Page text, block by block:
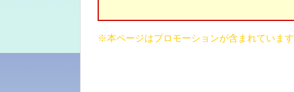
※本ページはプロモーションが含まれています